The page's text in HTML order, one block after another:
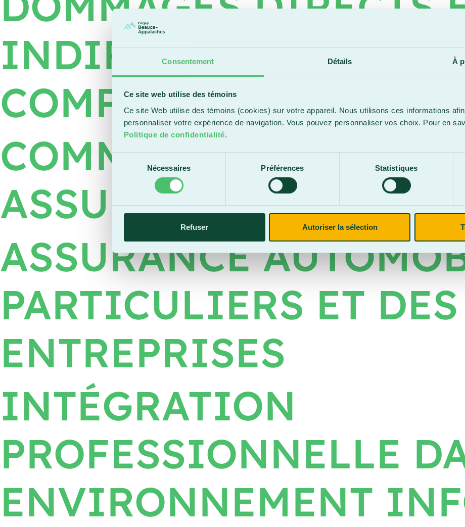
Consentement Détails À
Ce site web utilise des témoins
Ce site Web utilise des témoins (cookies) sur votre appareil. Nous utilisons ces informations
personnaliser votre expérience de navigation. Vous pouvez personnaliser vos choix. Pour en
Politique de confidentialité.
Sélection
consentement
Nécessaires Préférences Statistiques
Refuser Autoriser la sélection
INDIRECTS ET
COMPLÉMENTAIRES
COMMUNICATION ET
ASSURANCE DE
ASSURANCE
PARTICULIERS ET DES
ENTREPRISES
INTÉGRATION
PROFESSIONNELLE
ENVIRONNEMENT